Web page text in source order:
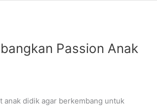
Passion Anak
anak didik agar berkembang untuk